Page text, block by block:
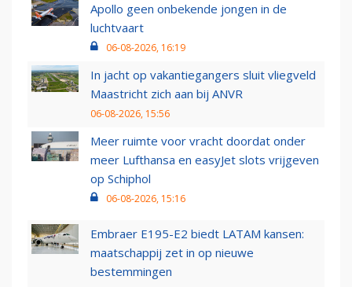
Apollo geen onbekende jongen in de
luchtvaart
06-08-2026, 16:19
In jacht op vakantiegangers sluit vliegveld
Maastricht zich aan bij ANVR
06-08-2026, 15:56
Meer ruimte voor vracht doordat onder
meer Lufthansa en easyJet slots vrijgeven
op Schiphol
06-08-2026, 15:16
Embraer E195-E2 biedt LATAM kansen:
maatschappij zet in op nieuwe
bestemmingen